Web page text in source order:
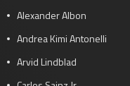
Alexander Albon
Andrea Kimi Antonelli
Arvid Lindblad